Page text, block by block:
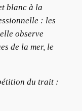
blanc à la
: les
observe
de la mer, le
du trait :